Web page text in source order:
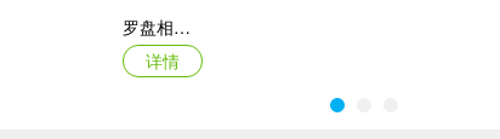
溃，制作完成后覆盖原分身安装即可，数据不会丢失。
罗盘相机app
详情